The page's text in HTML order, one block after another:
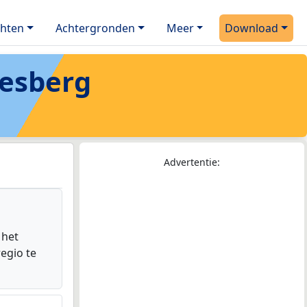
Achtergronden Meer Download
te
Advertentie: